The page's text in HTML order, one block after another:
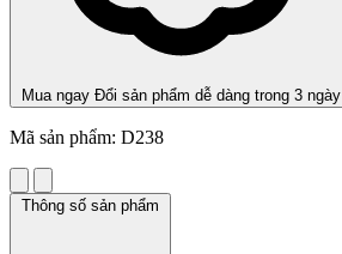
Mua ngay Đổi sản phẩm dễ dàng trong 3 ngày
Mã sản phẩm: D238
Thông số sản phẩm